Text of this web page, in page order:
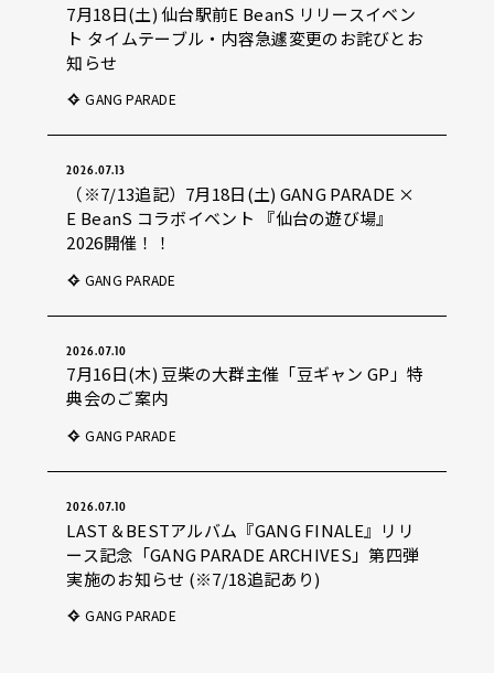
7月18日(土) 仙台駅前E BeanS リリースイベン
ト タイムテーブル・内容急遽変更のお詫びとお
知らせ
GANG PARADE
2026.07.13
（※7/13追記）7月18日(土) GANG PARADE ×
E BeanS コラボイベント 『仙台の遊び場』
2026開催！！
GANG PARADE
2026.07.10
7月16日(木) 豆柴の大群主催「豆ギャン GP」特
典会のご案内
GANG PARADE
2026.07.10
LAST＆BESTアルバム『GANG FINALE』リリ
ース記念「GANG PARADE ARCHIVES」第四弾
実施のお知らせ (※7/18追記あり)
GANG PARADE